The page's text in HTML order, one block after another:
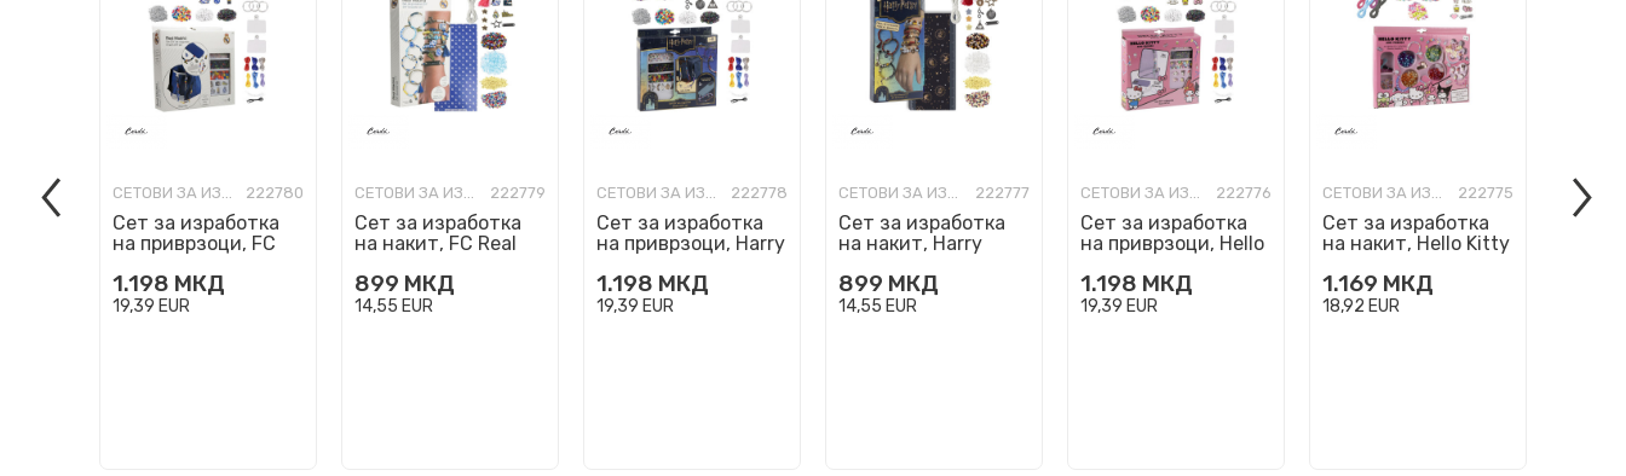
СЕТОВИ ЗА ИЗРАБОТКА 222780
Сет за изработка
на приврзоци, FC
Bag Clips
1.198 МКД
19,39 EUR
СЕТОВИ ЗА ИЗРАБОТКА 222779
Сет за изработка
на накит, FC Real
Bracelets
899 МКД
14,55 EUR
СЕТОВИ ЗА ИЗРАБОТКА 222778
Сет за изработка
на приврзоци, Harry
Clips
1.198 МКД
19,39 EUR
СЕТОВИ ЗА ИЗРАБОТКА 222777
Сет за изработка
на накит, Harry
Bracelets
899 МКД
14,55 EUR
СЕТОВИ ЗА ИЗРАБОТКА 222776
Сет за изработка
на приврзоци, Hello
Bag Clips
1.198 МКД
19,39 EUR
СЕТОВИ ЗА ИЗРАБОТКА 222775
Сет за изработка
на накит, Hello Kitty
Bracelets
1.169 МКД
18,92 EUR
Сет